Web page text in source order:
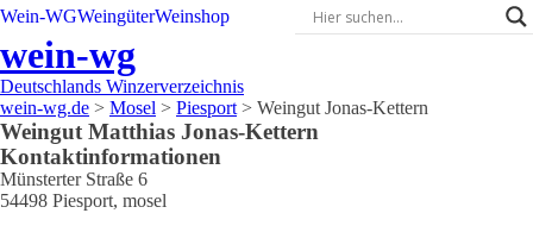
Wein-WGWeingüterWeinshop
wein-wg
Deutschlands Winzerverzeichnis
wein-wg.de > Mosel > Piesport > Weingut Jonas-Kettern
Weingut Matthias Jonas-Kettern
Kontaktinformationen
Münsterter Straße 6
54498 Piesport, mosel